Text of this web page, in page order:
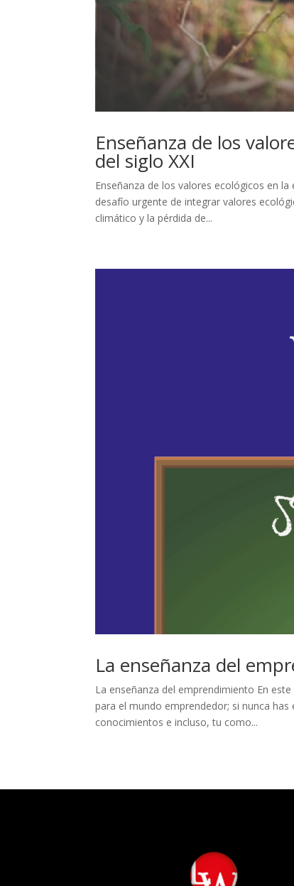
Enseñanza de los
del siglo XXI
Enseñanza de los valores ecológicos en
desafío urgente de integrar valores
climático y la pérdida de...
La enseñanza del
La enseñanza del emprendimiento En
para el mundo emprendedor; si nunca
conocimientos e incluso, tu como...